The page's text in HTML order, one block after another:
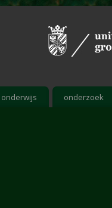
onderwijs onderzoek